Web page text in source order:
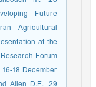
Future
Agricultural
at the
Forum
18 December. .